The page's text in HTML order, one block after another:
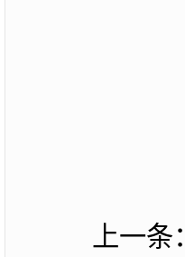
上一条